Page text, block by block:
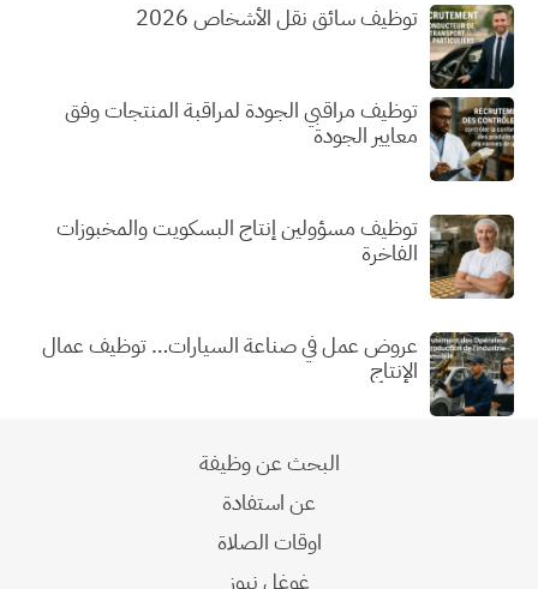
توظيف سائق نقل الأشخاص 2026
توظيف مراقبي الجودة لمراقبة المنتجات وفق
معايير الجودة
توظيف مسؤولين إنتاج البسكويت والمخبوزات
الفاخرة
عروض عمل في صناعة السيارات… توظيف عمال
الإنتاج
البحث عن وظيفة
عن استفادة
اوقات الصلاة
غوغل نيوز